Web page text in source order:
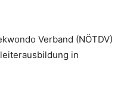
Verband (NÖTDV)
in